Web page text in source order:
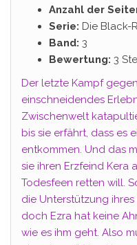
Anzahl der
Serie: Die Black-
Band: 3
Bewertung: 3
Der letzte Kampf
einschneidendes
Zwischenwelt
bis sie erfährt, dass es
entkommen. Und das
sie ihren Erzfeind Kera
Todesfeen retten will.
die Unterstützung
doch Ezra hat keine
wie es ihm geht. Also